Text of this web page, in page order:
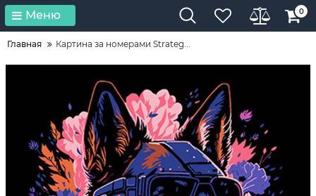
Меню 0
Главная Картина за номерами Strateg...